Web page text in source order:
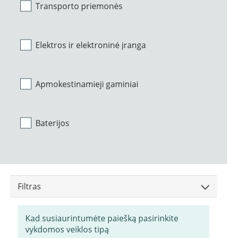
Transporto priemonės
Elektros ir elektroninė įranga
Apmokestinamieji gaminiai
Baterijos
Filtras
Kad susiaurintumėte paiešką pasirinkite
vykdomos veiklos tipą